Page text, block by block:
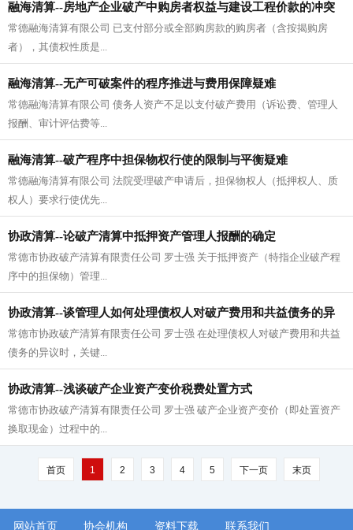
融海清算--房地产企业破产中购房者权益与建设工程价款的冲突
疑难
常德融海清算有限公司 已支付部分或全部购房款的购房者（含按揭购房
者），其债权性质是...
融海清算--无产可破案件的程序推进与费用保障疑难
常德融海清算有限公司 债务人资产不足以支付破产费用（诉讼费、管理人
报酬、审计评估费等...
融海清算--破产程序中担保物权行使的限制与平衡疑难
常德融海清算有限公司 法院受理破产申请后，担保物权人（抵押权人、质
权人）要求行使优先...
协政清算--论破产清算中抵押资产管理人报酬的确定
常德市协政破产清算有限责任公司 罗士强 关于抵押资产（特指企业破产程
序中的担保物）管理...
协政清算--谈管理人如何处理债权人对破产费用和共益债务的异
议
常德市协政破产清算有限责任公司 罗士强 在处理债权人对破产费用和共益
债务的异议时，关键...
协政清算--浅谈破产企业资产变价税费处置方式
常德市协政破产清算有限责任公司 罗士强 破产企业资产变价（即处置资产
换取现金）过程中的...
首页 1 2 3 4 5 下一页 末页
网站首页 协会机构 资料下载 联系我们